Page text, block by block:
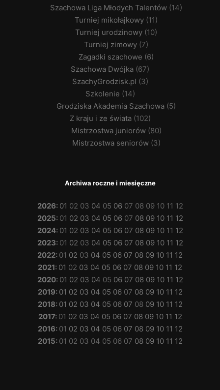
Szachowa Liga Młodych Talentów (14)
Turniej mikołajkowy (11)
Turniej urodzinowy (10)
Turniej zimowy (7)
Zagadki szachowe (6)
Szachowa Dwójka (67)
SzachyGrodzisk.pl (3)
Szkolenie (14)
Grodziska Akademia Szachowa (5)
Z kraju i ze świata(102)
Mistrzostwa juniorów(80)
Mistrzostwa seniorów(3)
Archiwa roczne i miesięczne
2026: 01 02 03 04 05 06 07 08 09 10 11 12
2025: 01 02 03 04 05 06 07 08 09 10 11 12
2024: 01 02 03 04 05 06 07 08 09 10 11 12
2023: 01 02 03 04 05 06 07 08 09 10 11 12
2022: 01 02 03 04 05 06 07 08 09 10 11 12
2021: 01 02 03 04 05 06 07 08 09 10 11 12
2020: 01 02 03 04 05 06 07 08 09 10 11 12
2019: 01 02 03 04 05 06 07 08 09 10 11 12
2018: 01 02 03 04 05 06 07 08 09 10 11 12
2017: 01 02 03 04 05 06 07 08 09 10 11 12
2016: 01 02 03 04 05 06 07 08 09 10 11 12
2015: 01 02 03 04 05 06 07 08 09 10 11 12